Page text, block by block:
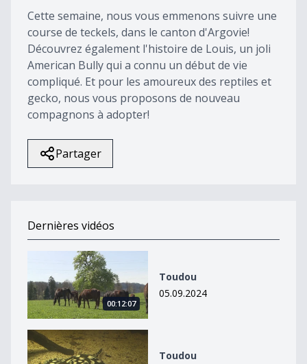
Cette semaine, nous vous emmenons suivre une
course de teckels, dans le canton d'Argovie!
Découvrez également l'histoire de Louis, un joli
American Bully qui a connu un début de vie
compliqué. Et pour les amoureux des reptiles et
gecko, nous vous proposons de nouveau
compagnons à adopter!
Partager
Dernières vidéos
00:12:07
Toudou
05.09.2024
Toudou
Toudou